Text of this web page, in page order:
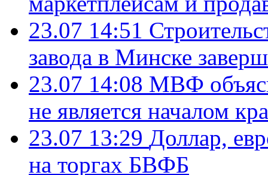
23.07 14:51
завода в Минске
23.07 14:08 МВФ
не является началом
23.07 13:29 Доллар,
на торгах БВФБ